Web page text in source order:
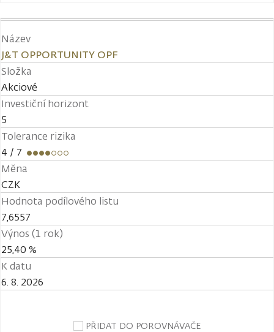
Název
J&T OPPORTUNITY OPF
Složka
Akciové
Investiční horizont
5
Tolerance rizika
4 / 7
Měna
CZK
Hodnota podílového listu
7,6557
Výnos (1 rok)
25,40 %
K datu
6. 8. 2026
PŘIDAT DO POROVNÁVAČE